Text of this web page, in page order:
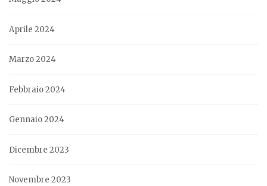
Aprile 2024
Marzo 2024
Febbraio 2024
Gennaio 2024
Dicembre 2023
Novembre 2023